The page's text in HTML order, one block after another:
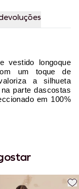
vestido longoque
um toque de
a silhueta
parte dascostas
em 100%